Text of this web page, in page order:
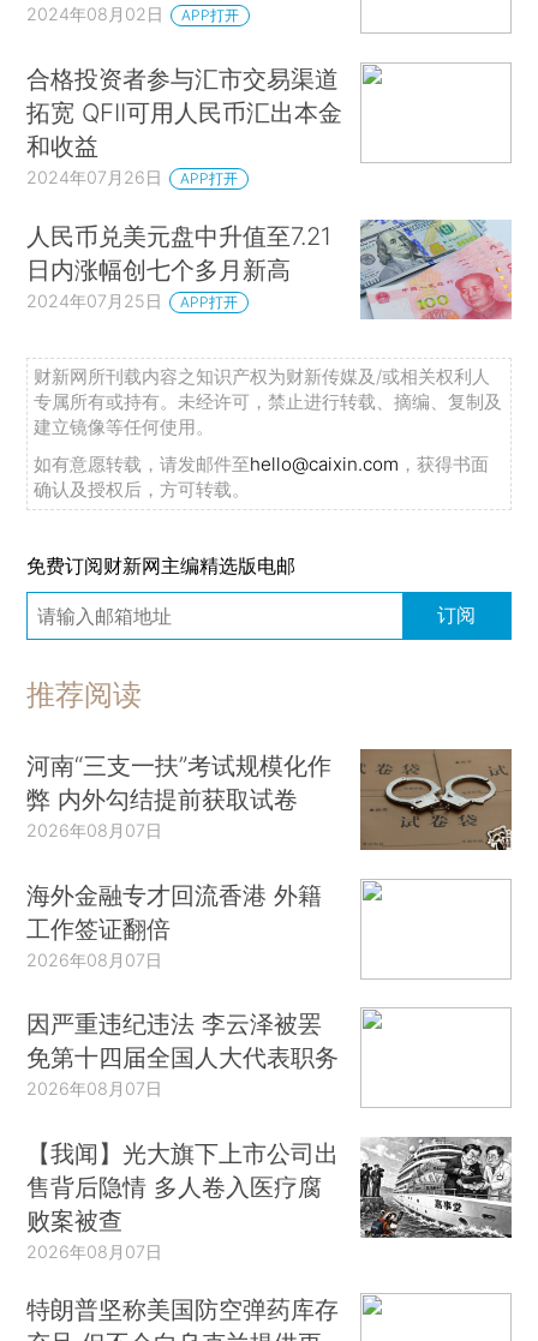
2024年08月02日 APP打开
合格投资者参与汇市交易渠道
拓宽 QFII可用人民币汇出本金
和收益
2024年07月26日 APP打开
人民币兑美元盘中升值至7.21
日内涨幅创七个多月新高
2024年07月25日 APP打开
财新网所刊载内容之知识产权为财新传媒及/或相关权利人
专属所有或持有。未经许可，禁止进行转载、摘编、复制及
建立镜像等任何使用。
如有意愿转载，请发邮件至hello@caixin.com ，获得书面
确认及授权后，方可转载。
免费订阅财新网主编精选版电邮
订阅
推荐阅读
河南“三支一扶”考试规模化作
弊 内外勾结提前获取试卷
2026年08月07日
海外金融专才回流香港 外籍
工作签证翻倍
2026年08月07日
因严重违纪违法 李云泽被罢
免第十四届全国人大代表职务
2026年08月07日
【我闻】光大旗下上市公司出
售背后隐情 多人卷入医疗腐
败案被查
2026年08月07日
特朗普坚称美国防空弹药库存